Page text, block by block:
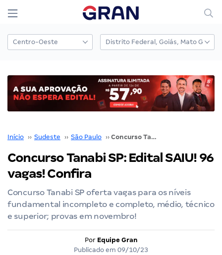
Início ›› Sudeste ›› São Paulo ›› Concurso Tanabi SP: Edital SAIU! 96 vagas! Confira
Concurso Tanabi SP: Edital SAIU! 96
vagas! Confira
Concurso Tanabi SP oferta vagas para os níveis
fundamental incompleto e completo, médio, técnico
e superior; provas em novembro!
Por Equipe Gran
Publicado em 09/10/23